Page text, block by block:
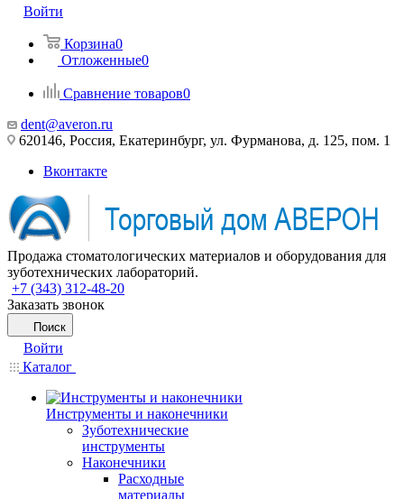
Войти
Корзина0
Отложенные0
Сравнение товаров0
dent@averon.ru
620146, Россия, Екатеринбург, ул. Фурманова, д. 125, пом. 1
Вконтакте
Продажа стоматологических материалов и оборудования для
зуботехнических лабораторий.
+7 (343) 312-48-20
Заказать звонок
Поиск
Войти
Каталог
Инструменты и наконечники
Зуботехнические
инструменты
Наконечники
Расходные
материалы